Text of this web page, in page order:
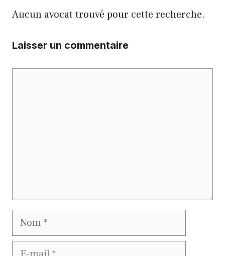
Aucun avocat trouvé pour cette recherche.
Laisser un commentaire
Nom
E-